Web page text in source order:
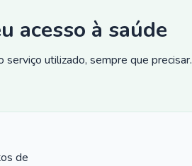
acesso à saúde
utilizado, sempre que precisar.
de